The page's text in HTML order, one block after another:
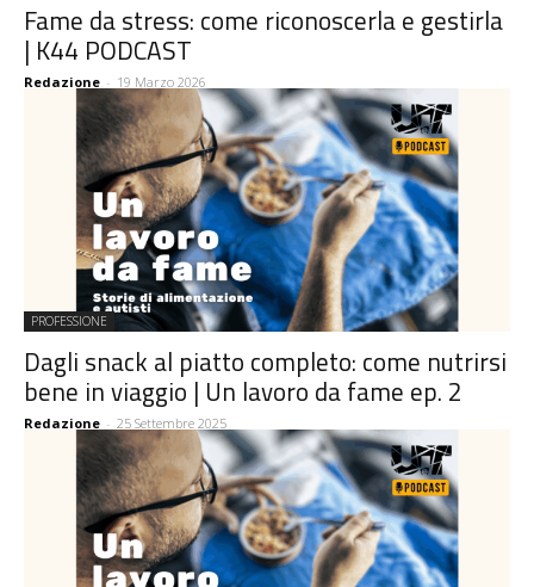
Fame da stress: come riconoscerla e gestirla
| K44 PODCAST
Redazione - 19 Marzo 2026
PROFESSIONE
Dagli snack al piatto completo: come nutrirsi
bene in viaggio | Un lavoro da fame ep. 2
Redazione - 25 Settembre 2025